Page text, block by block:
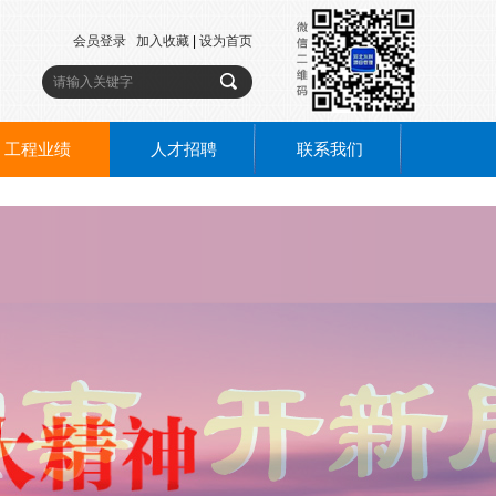
会员登录 加入收藏 设为首页
工程业绩 人才招聘 联系我们